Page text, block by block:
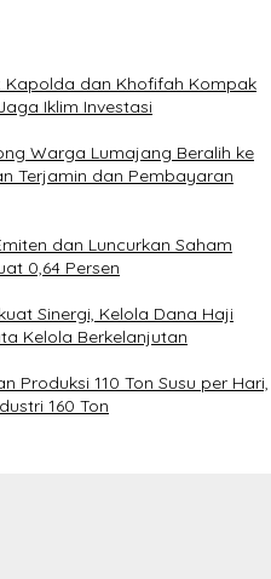
dan Khofifah Kompak
Iklim Investasi
Warga Lumajang Beralih ke
Terjamin dan Pembayaran
dan Luncurkan Saham
0,64 Persen
Sinergi, Kelola Dana Haji
Kelola Berkelanjutan
Produksi 110 Ton Susu per Hari,
160 Ton